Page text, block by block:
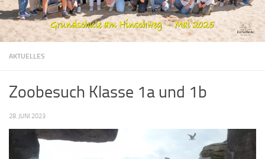
AKTUELLES
Zoobesuch Klasse 1a und 1b
28. JUNI 2023